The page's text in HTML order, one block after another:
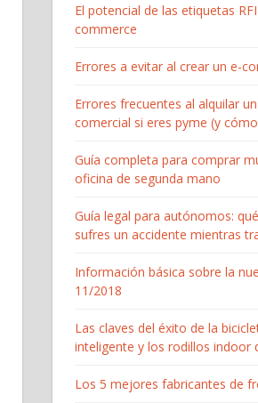
El potencial de las etiquetas
commerce
Errores a evitar al crear un e-
Errores frecuentes al alquilar
comercial si eres pyme (y
Guía completa para comprar
oficina de segunda mano
Guía legal para autónomos:
sufres un accidente mientras
Información básica sobre la
11/2018
Las claves del éxito de la
inteligente y los rodillos indoor
Los 5 mejores fabricantes de